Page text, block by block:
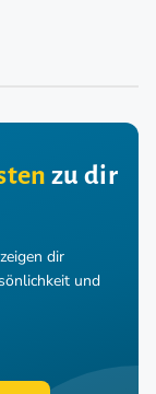
zu dir
dir
und